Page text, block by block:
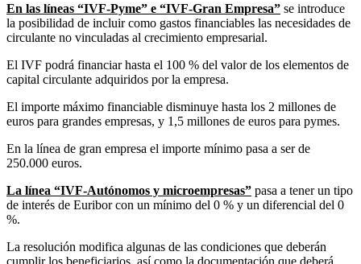
En las líneas “IVF-Pyme” e “IVF-Gran Empresa” se introduce
la posibilidad de incluir como gastos financiables las necesidades de
circulante no vinculadas al crecimiento empresarial.
El IVF podrá financiar hasta el 100 % del valor de los elementos de
capital circulante adquiridos por la empresa.
El importe máximo financiable disminuye hasta los 2 millones de
euros para grandes empresas, y 1,5 millones de euros para pymes.
En la línea de gran empresa el importe mínimo pasa a ser de
250.000 euros.
La línea “IVF-Autónomos y microempresas” pasa a tener un tipo
de interés de Euribor con un mínimo del 0 % y un diferencial del 0
%.
La resolución modifica algunas de las condiciones que deberán
cumplir los beneficiarios, así como la documentación que deberá